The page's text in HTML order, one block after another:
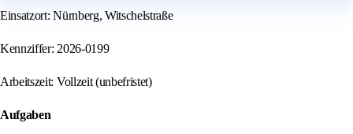
Einsatzort: Nürnberg, Witschelstraße
Kennziffer: 2026-0199
Arbeitszeit: Vollzeit (unbefristet)
Aufgaben